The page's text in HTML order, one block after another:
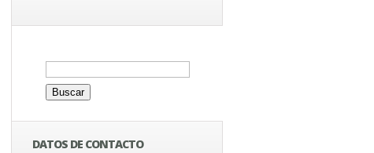
Buscar:
DATOS DE CONTACTO